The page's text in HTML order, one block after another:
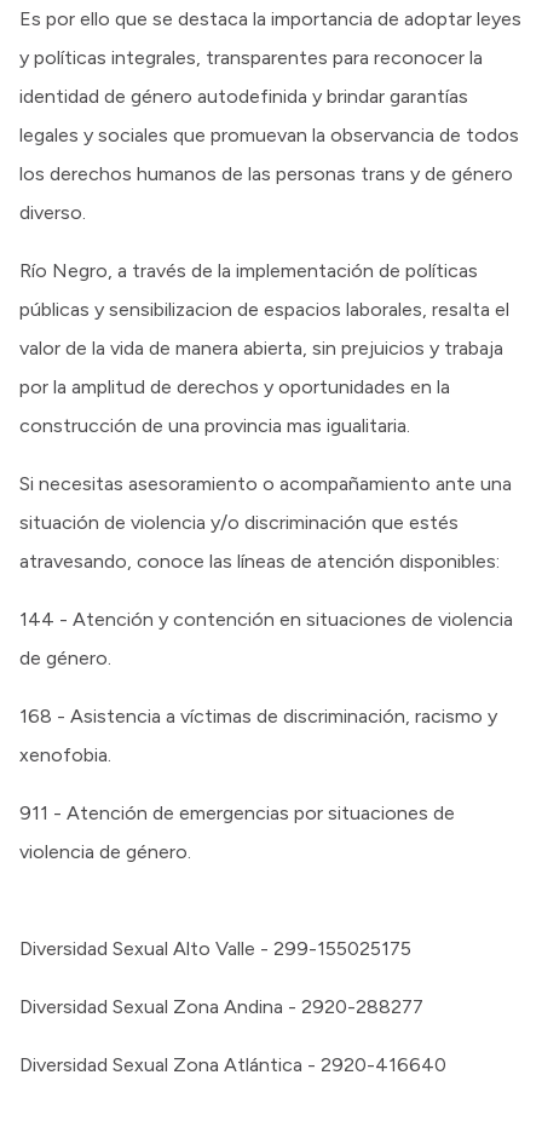
Es por ello que se destaca la importancia de adoptar leyes
y políticas integrales, transparentes para reconocer la
identidad de género autodefinida y brindar garantías
legales y sociales que promuevan la observancia de todos
los derechos humanos de las personas trans y de género
diverso.
Río Negro, a través de la implementación de políticas
públicas y sensibilizacion de espacios laborales, resalta el
valor de la vida de manera abierta, sin prejuicios y trabaja
por la amplitud de derechos y oportunidades en la
construcción de una provincia mas igualitaria.
Si necesitas asesoramiento o acompañamiento ante una
situación de violencia y/o discriminación que estés
atravesando, conoce las líneas de atención disponibles:
144 - Atención y contención en situaciones de violencia
de género.
168 - Asistencia a víctimas de discriminación, racismo y
xenofobia.
911 - Atención de emergencias por situaciones de
violencia de género.
Diversidad Sexual Alto Valle - 299-155025175
Diversidad Sexual Zona Andina - 2920-288277
Diversidad Sexual Zona Atlántica - 2920-416640